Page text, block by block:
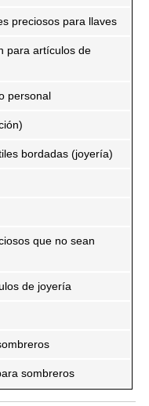
preciosos para llaves
para artículos de
personal
bordadas (joyería)
que no sean
de joyería
sombreros